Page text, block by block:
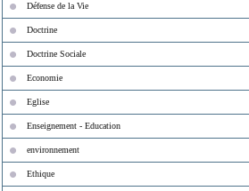
Défense de la Vie
Doctrine
Doctrine Sociale
Economie
Eglise
Enseignement - Education
environnement
Ethique